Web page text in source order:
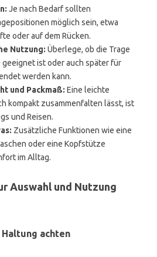
Je nach Bedarf sollten
möglich sein, etwa
oder auf dem Rücken.
Nutzung: Überlege, ob die Trage
ist oder auch später für
werden kann.
und Packmaß: Eine leichte
kompakt zusammenfalten lässt, ist
und Reisen.
Zusätzliche Funktionen wie eine
oder eine Kopfstütze
im Alltag.
Auswahl und Nutzung
achten